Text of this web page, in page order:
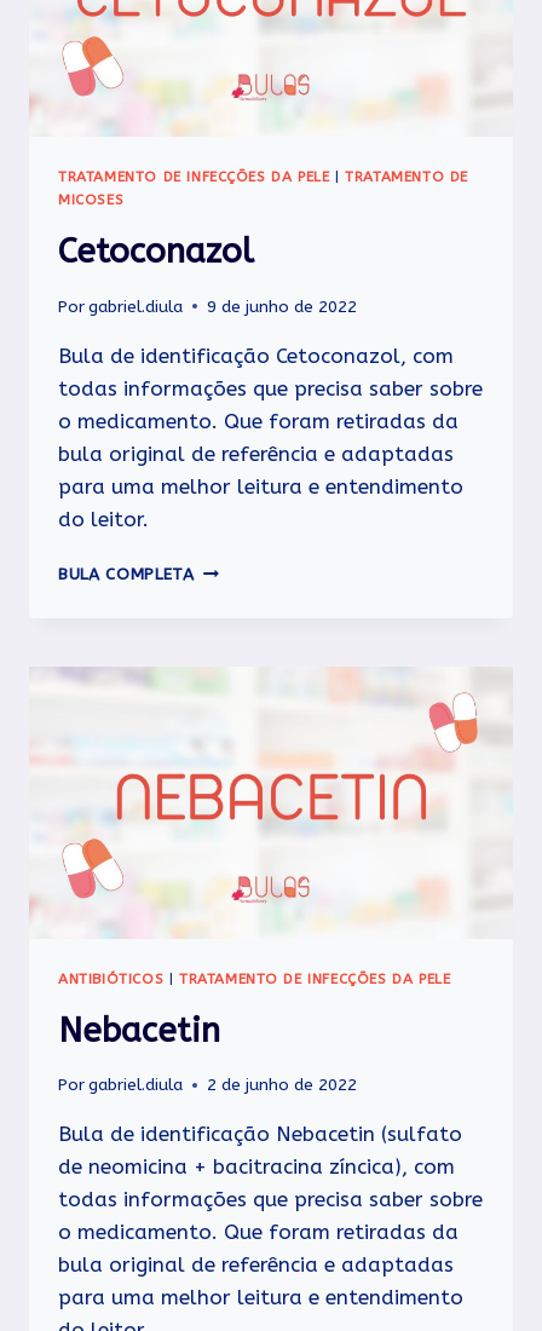
TRATAMENTO DE INFECÇÕES DA PELE|TRATAMENTO DE
MICOSES
Cetoconazol
Porgabriel.diula 9 de junho de 2022
Bula de identificação Cetoconazol, com
todas informações que precisa saber sobre
o medicamento. Que foram retiradas da
bula original de referência e adaptadas
para uma melhor leitura e entendimento
do leitor.
BULA COMPLETA CETOCONAZOL
ANTIBIÓTICOS TRATAMENTO DE INFECÇÕES DA PELE
Nebacetin
Porgabriel.diula 2 de junho de 2022
Bula de identificação Nebacetin (sulfato
de neomicina + bacitracina zíncica), com
todas informações que precisa saber sobre
o medicamento. Que foram retiradas da
bula original de referência e adaptadas
para uma melhor leitura e entendimento